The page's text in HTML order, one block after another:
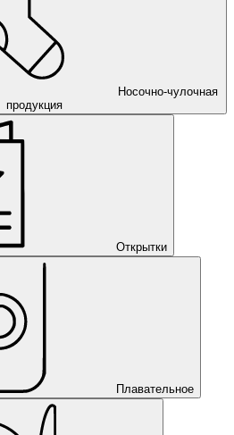
Носочно-чулочная
продукция
Открытки
Плавательное